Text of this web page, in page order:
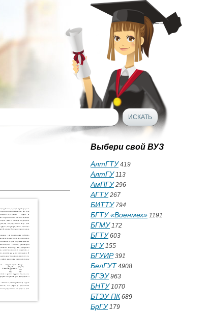
Выбери свой ВУЗ
АлтГТУ419
АлтГУ113
АмПГУ296
АГТУ267
БИТТУ794
БГТУ «Военмех» 1191
БГМУ172
БГТУ603
БГУ155
БГУИР391
БелГУТ 4908
БГЭУ963
БНТУ1070
БТЭУ ПК 689
БрГУ179